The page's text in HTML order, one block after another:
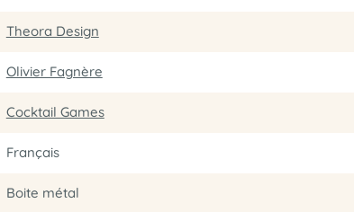
Theora Design
Olivier Fagnère
Cocktail Games
Français
Boite métal